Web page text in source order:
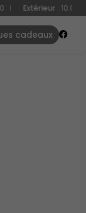
10:00 - 19:00 |
cadeaux